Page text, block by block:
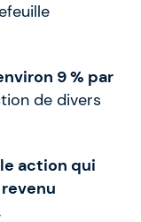
9 % par
de divers
action qui